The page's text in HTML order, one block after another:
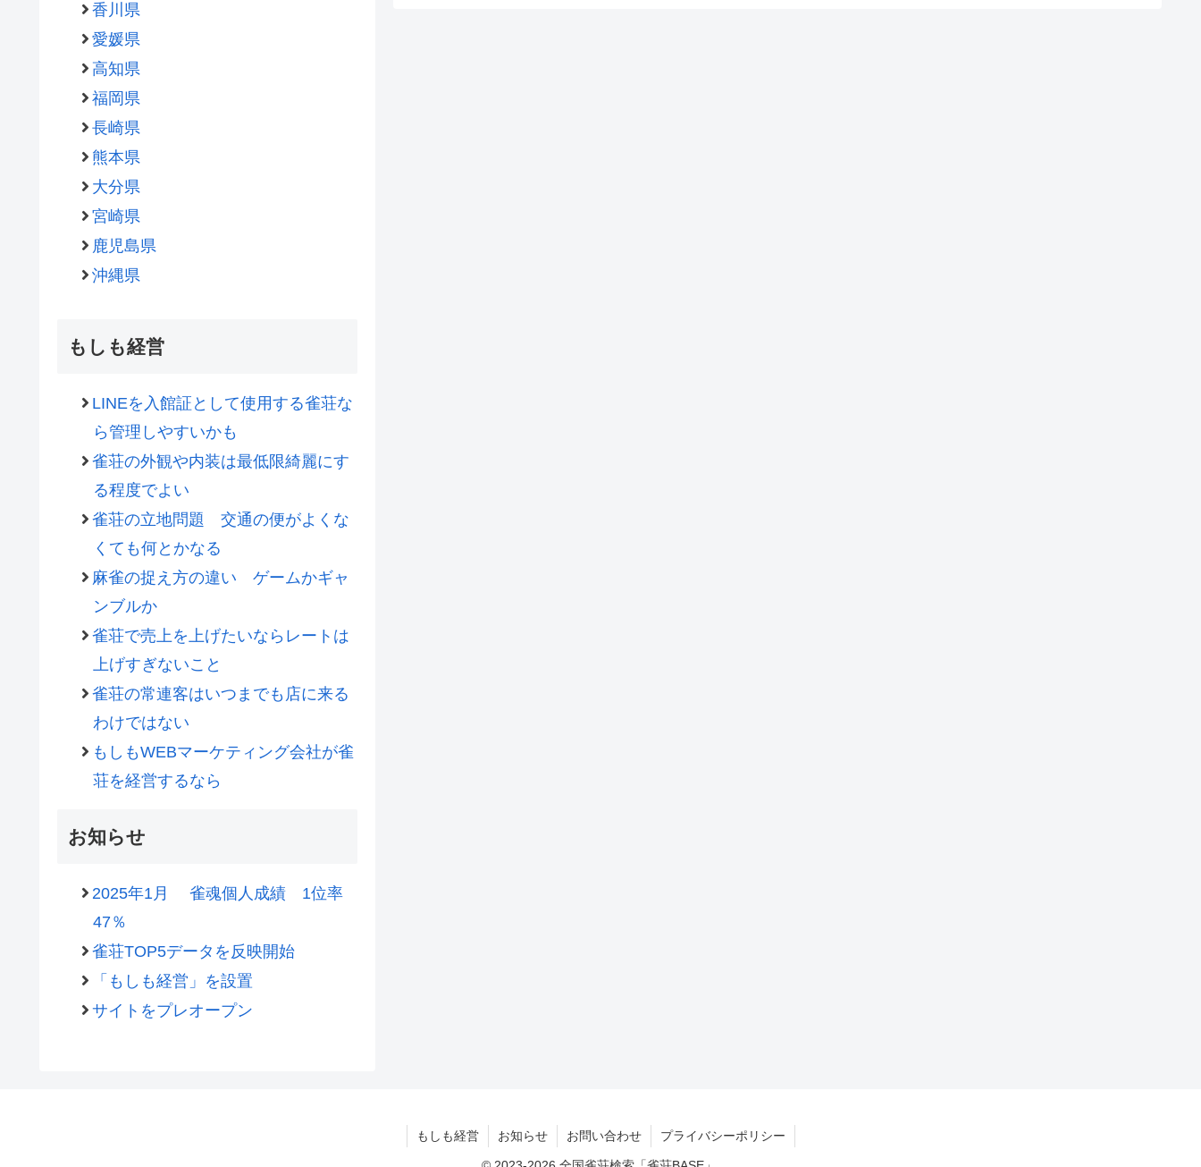
香川県
愛媛県
高知県
福岡県
長崎県
熊本県
大分県
宮崎県
鹿児島県
沖縄県
もしも経営
LINEを入館証として使用する雀荘な
ら管理しやすいかも
雀荘の外観や内装は最低限綺麗にす
る程度でよい
雀荘の立地問題 交通の便がよくな
くても何とかなる
麻雀の捉え方の違い ゲームかギャ
ンブルか
雀荘で売上を上げたいならレートは
上げすぎないこと
雀荘の常連客はいつまでも店に来る
わけではない
もしもWEBマーケティング会社が雀
荘を経営するなら
お知らせ
2025年1月 雀魂個人成績 1位率
47％
雀荘TOP5データを反映開始
「もしも経営」を設置
サイトをプレオープン
もしも経営 お知らせ お問い合わせ プライバシーポリシー